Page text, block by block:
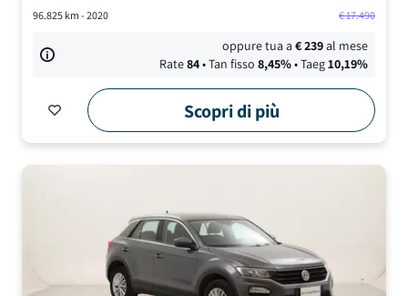
96.825km - 2020 €17.490
oppure tua a€239al mese
Rate84• Tan fisso 8,45%• Taeg10,19%
Scopri di più